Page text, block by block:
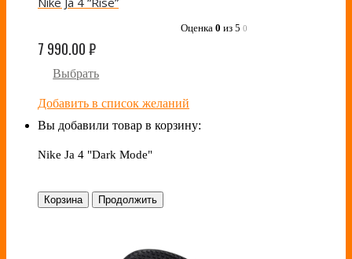
Оценка 0 из 5 0
7 990.00₽
Выбрать
Добавить в список желаний
Вы добавили товар в корзину:
Nike Ja 4 "Dark Mode"
Корзина Продолжить